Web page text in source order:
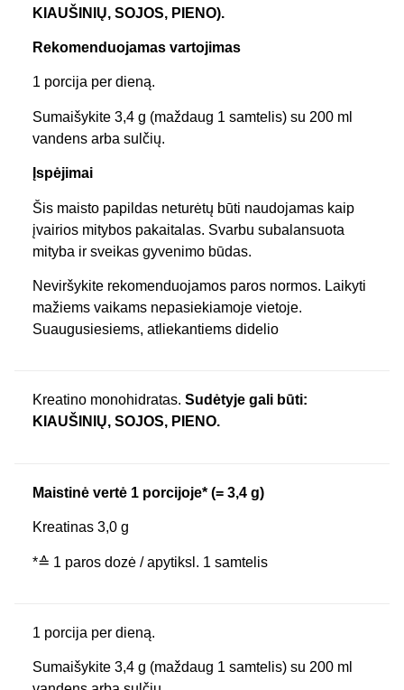
KIAUŠINIŲ, SOJOS, PIENO).
Rekomenduojamas vartojimas
1 porcija per dieną.
Sumaišykite 3,4 g (maždaug 1 samtelis) su 200 ml
vandens arba sulčių.
Įspėjimai
Šis maisto papildas neturėtų būti naudojamas kaip
įvairios mitybos pakaitalas. Svarbu subalansuota
mityba ir sveikas gyvenimo būdas.
Neviršykite rekomenduojamos paros normos. Laikyti
mažiems vaikams nepasiekiamoje vietoje.
Suaugusiesiems, atliekantiems didelio
Kreatino monohidratas. Sudėtyje gali būti:
KIAUŠINIŲ, SOJOS, PIENO.
Maistinė vertė 1 porcijoje* (= 3,4 g)
Kreatinas 3,0 g
*≙ 1 paros dozė / apytiksl. 1 samtelis
1 porcija per dieną.
Sumaišykite 3,4 g (maždaug 1 samtelis) su 200 ml